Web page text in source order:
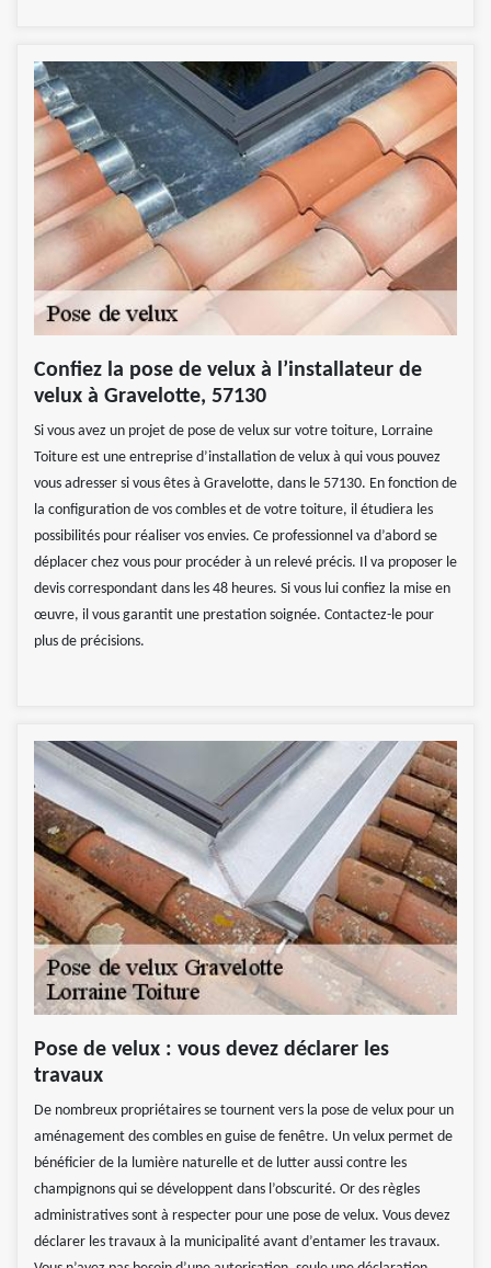
Confiez la pose de velux à l’installateur de
velux à Gravelotte, 57130
Si vous avez un projet de pose de velux sur votre toiture, Lorraine
Toiture est une entreprise d’installation de velux à qui vous pouvez
vous adresser si vous êtes à Gravelotte, dans le 57130. En fonction de
la configuration de vos combles et de votre toiture, il étudiera les
possibilités pour réaliser vos envies. Ce professionnel va d’abord se
déplacer chez vous pour procéder à un relevé précis. Il va proposer le
devis correspondant dans les 48 heures. Si vous lui confiez la mise en
œuvre, il vous garantit une prestation soignée. Contactez-le pour
plus de précisions.
Pose de velux : vous devez déclarer les
travaux
De nombreux propriétaires se tournent vers la pose de velux pour un
aménagement des combles en guise de fenêtre. Un velux permet de
bénéficier de la lumière naturelle et de lutter aussi contre les
champignons qui se développent dans l’obscurité. Or des règles
administratives sont à respecter pour une pose de velux. Vous devez
déclarer les travaux à la municipalité avant d’entamer les travaux.